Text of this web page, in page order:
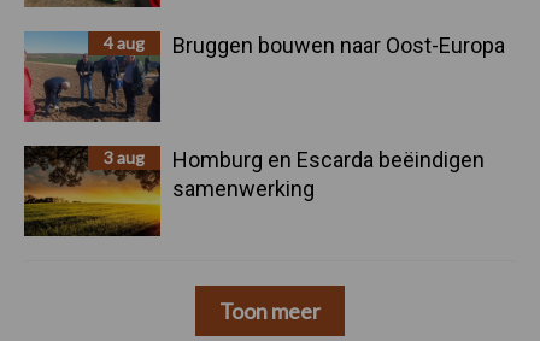
4 aug Bruggen bouwen naar Oost-Europa
3 aug
Homburg en Escarda beëindigen
samenwerking
Toon meer